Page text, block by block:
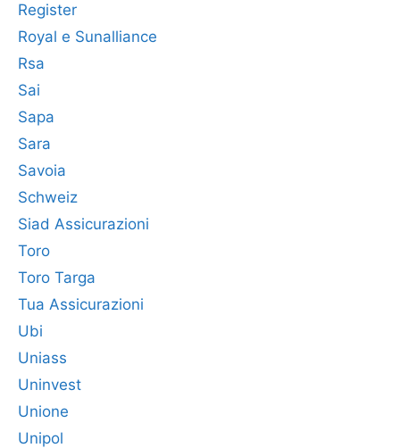
Register
Royal e Sunalliance
Rsa
Sai
Sapa
Sara
Savoia
Schweiz
Siad Assicurazioni
Toro
Toro Targa
Tua Assicurazioni
Ubi
Uniass
Uninvest
Unione
Unipol